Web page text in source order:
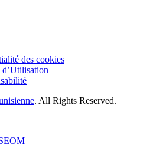
des cookies
. All Rights Reserved.